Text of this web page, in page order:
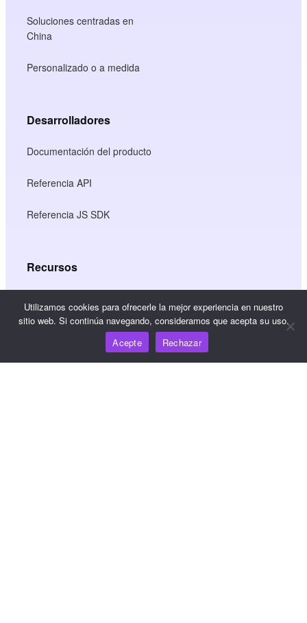
Soluciones centradas en
China
Personalizado o a medida
Desarrolladores
Documentación del producto
Referencia API
Referencia JS SDK
Recursos
Utilizamos cookies para ofrecerle la mejor experiencia en nuestro
sitio web. Si continúa navegando, consideramos que acepta su uso.
Acepte
Rechazar